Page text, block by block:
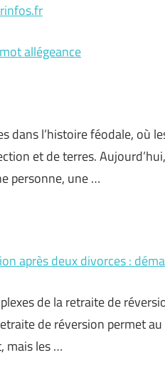
allégeance
dans l’histoire féodale, où
et de terres.
personne, une …
après deux divorces :
de la retraite de
de réversion permet
mais les …